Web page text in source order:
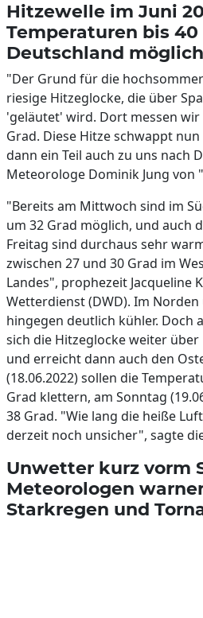
Hitzewelle im Juni
Temperaturen bis 40
Deutschland möglich
"Der Grund für die
riesige Hitzeglocke, die über
'geläutet' wird. Dort messen wir
Grad. Diese Hitze schwappt
dann ein Teil auch zu uns nach
Meteorologe Dominik Jung von "
"Bereits am Mittwoch sind im
um 32 Grad möglich, und auch
Freitag sind durchaus sehr
zwischen 27 und 30 Grad im
Landes", prophezeit Jacqueline
Wetterdienst (DWD). Im
hingegen deutlich kühler. Doch
sich die Hitzeglocke weiter
und erreicht dann auch den
(18.06.2022) sollen die
Grad klettern, am Sonntag
38 Grad. "Wie lang die heiße
derzeit noch unsicher", sagte
Unwetter kurz vorm
Meteorologen
Starkregen und